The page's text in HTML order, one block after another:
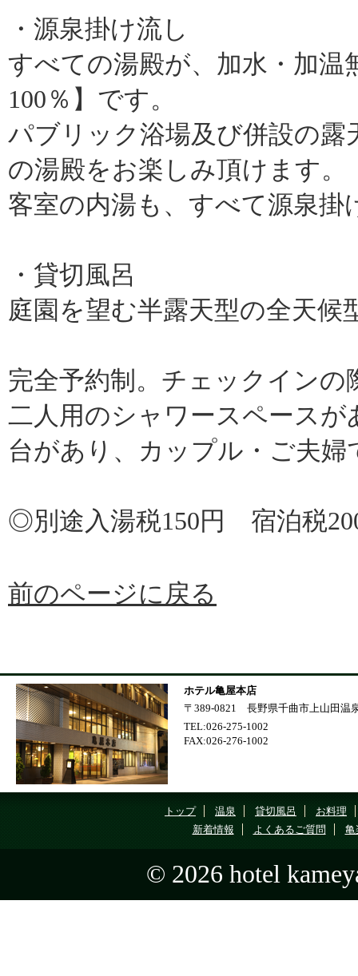
・源泉掛け流し
すべての湯殿が、加水・加温
100％】です。
パブリック浴場及び併設の露
の湯殿をお楽しみ頂けます。
客室の内湯も、すべて源泉掛
・貸切風呂
庭園を望む半露天型の全天候
完全予約制。チェックイン
二人用のシャワースペース
台があり、カップル・ご夫
◎別途入湯税150円 宿泊税
前のページに戻る
ホテル亀屋本店
〒389-0821 長野県千曲市上山田温
TEL:026-275-1002
FAX:026-276-1002
トップ 温泉 貸切風呂
お料理
新着情報
よくあるご質問 亀
© 2026 hotel